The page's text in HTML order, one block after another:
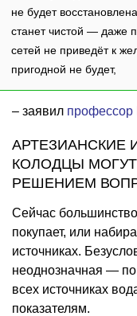
не будет
станет чистой — даже
сетей не приведёт к
пригодной не будет,
– заявил профессор
АРТЕЗИАНСКИЕ
КОЛОДЦЫ
РЕШЕНИЕМ
Сейчас
покупает, или
источниках.
неоднозначная —
всех источниках
показателям.